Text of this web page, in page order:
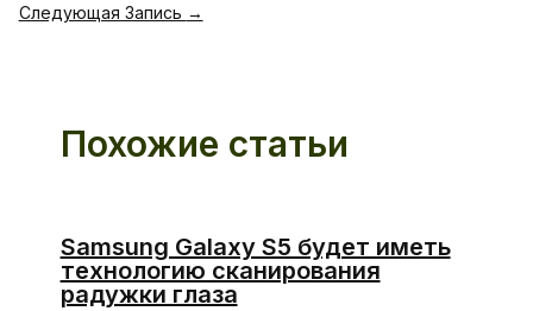
Следующая Запись →
Похожие статьи
Samsung Galaxy S5 будет иметь
технологию сканирования
радужки глаза